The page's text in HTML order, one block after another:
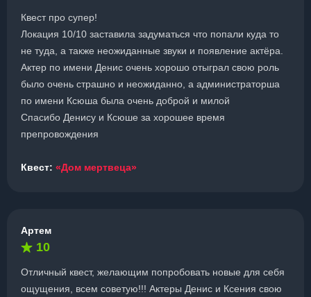
Квест про супер!
Локация 10/10 заставила задуматься что попали куда то
не туда, а также неожиданные звуки и появление актёра.
Актер по имени Денис очень хорошо отыграл свою роль
было очень страшно и неожиданно, а администраторша
по имени Ксюша была очень доброй и милой
Спасибо Денису и Ксюше за хорошее время
препровождения
Квест: «Дом мертвеца»
Артем
10
Отличный квест, желающим попробовать новые для себя
ощущения, всем советую!!! Актеры Денис и Ксения свою